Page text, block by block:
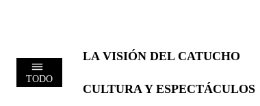
TODO
LA VISIÓN DEL CATUCHO
CULTURA Y ESPECTÁCULOS